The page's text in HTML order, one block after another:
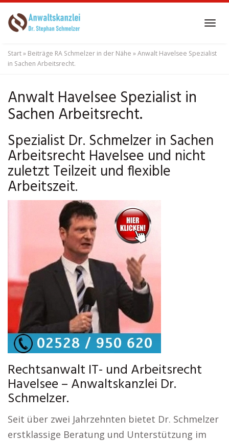
to
content
Start» Beiträge RA Schmelzer in der Nähe »Anwalt Havelsee Spezialist
in Sachen Arbeitsrecht.
Anwalt Havelsee Spezialist in
Sachen Arbeitsrecht.
Spezialist Dr. Schmelzer in Sachen
Arbeitsrecht Havelsee und nicht
zuletzt Teilzeit und flexible
Arbeitszeit.
Rechtsanwalt IT- und Arbeitsrecht
Havelsee – Anwaltskanzlei Dr.
Schmelzer.
Seit über zwei Jahrzehnten bietet Dr. Schmelzer
erstklassige Beratung und Unterstützung im